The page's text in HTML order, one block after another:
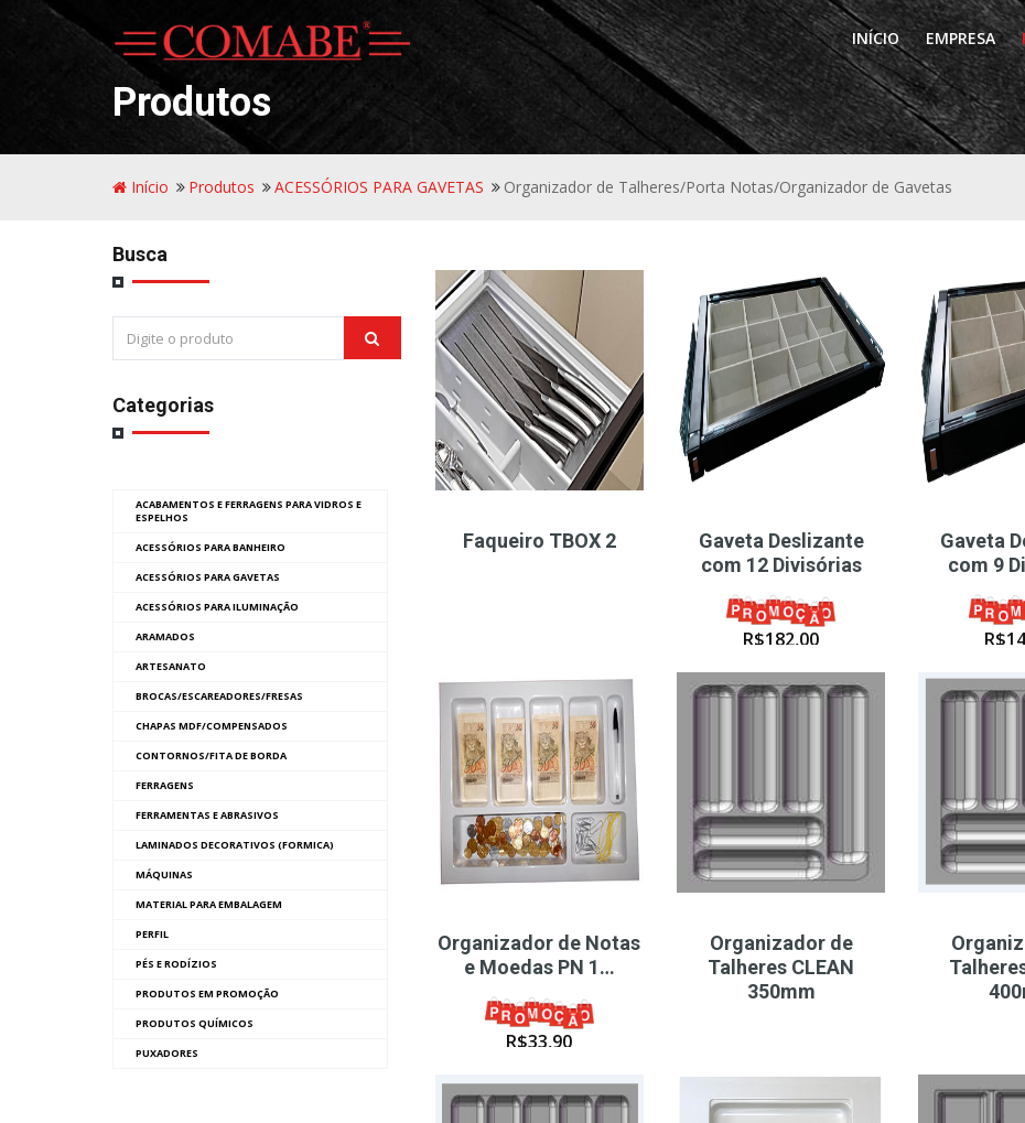
INÍCIO EMPRESA
Produtos
Início Produtos ACESSÓRIOS PARA GAVETAS Organizador de Talheres/Porta Notas/Organizador de Gavetas
Busca
Categorias
ACABAMENTOS E FERRAGENS PARA VIDROS E
ESPELHOS
ACESSÓRIOS PARA BANHEIRO
ACESSÓRIOS PARA GAVETAS
ACESSÓRIOS PARA ILUMINAÇÃO
ARAMADOS
ARTESANATO
BROCAS/ESCAREADORES/FRESAS
CHAPAS MDF/COMPENSADOS
CONTORNOS/FITA DE BORDA
FERRAGENS
FERRAMENTAS E ABRASIVOS
LAMINADOS DECORATIVOS (FORMICA)
MÁQUINAS
MATERIAL PARA EMBALAGEM
PERFIL
PÉS E RODÍZIOS
PRODUTOS EM PROMOÇÃO
PRODUTOS QUÍMICOS
PUXADORES
Faqueiro TBOX 2
Gaveta Deslizante
com 12 Divisórias
R$182,00
Gaveta
com 9
R$
Organizador de Notas
e Moedas PN 1…
R$33,90
Organizador de
Talheres CLEAN
350mm